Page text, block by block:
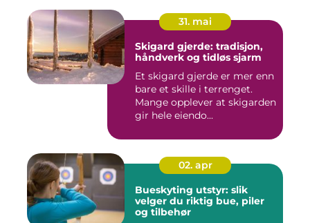
31. mai
Skigard gjerde: tradisjon,
håndverk og tidløs sjarm
Et skigard gjerde er mer enn
bare et skille i terrenget.
Mange opplever at skigarden
gir hele eiendo...
02. apr
Bueskyting utstyr: slik
velger du riktig bue, piler
og tilbehør